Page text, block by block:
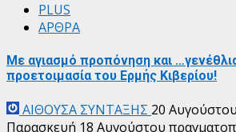
PLUS
ΑΡΘΡΑ
Με αγιασμό προπόνηση και
προετοιμασία του Ερμής Κιβερίου!
ΑΙΘΟΥΣΑ ΣΥΝΤΑΞΗΣ 20
Παρασκευή 18 Αυγούστου